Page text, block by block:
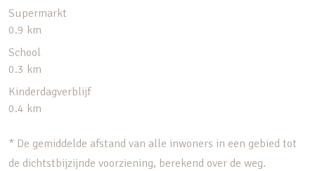
Supermarkt
0.9 km
School
0.3 km
Kinderdagverblijf
0.4 km
* De gemiddelde afstand van alle inwoners in een gebied tot
de dichtstbijzijnde voorziening, berekend over de weg.